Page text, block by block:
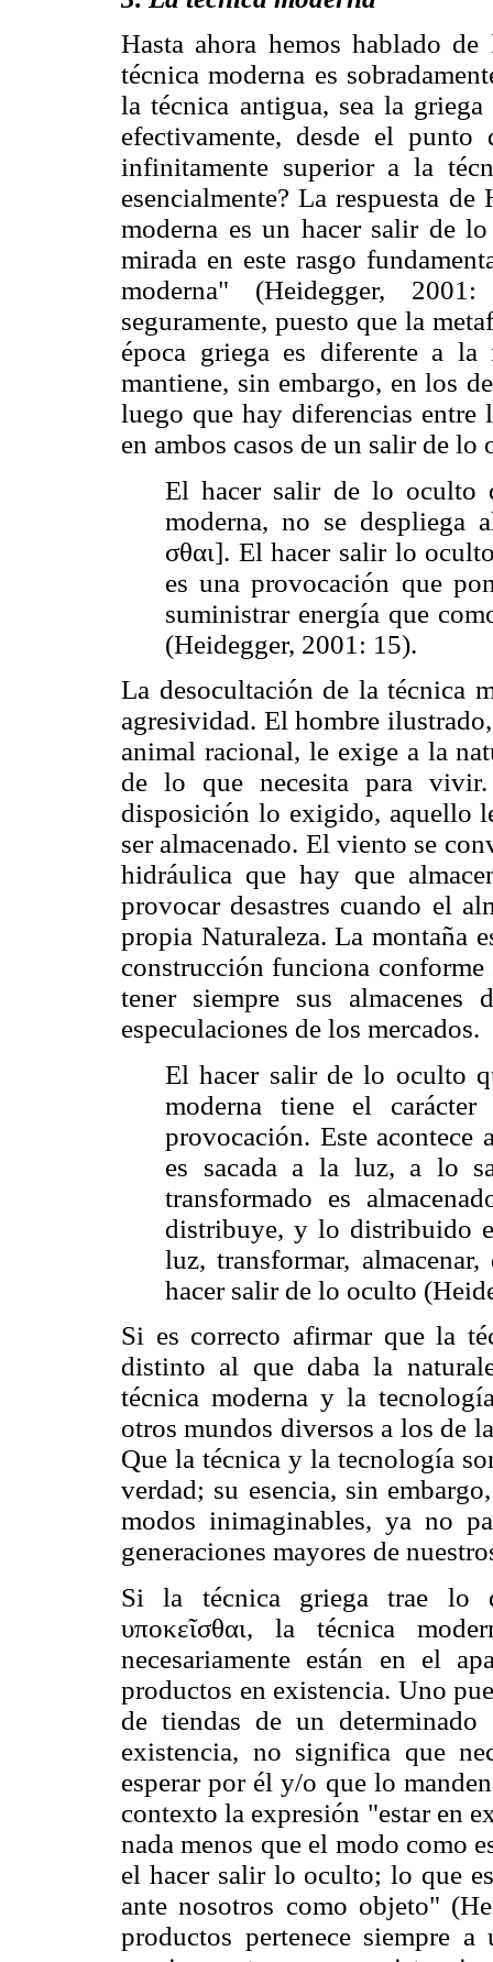
Hasta ahora hemos hablado
técnica moderna es
la técnica antigua, sea la
efectivamente, desde el
infinitamente superior a la
esencialmente? La respuesta
moderna es un hacer salir de
mirada en este rasgo
moderna" (Heidegger,
seguramente, puesto que la
época griega es diferente a la
mantiene, sin embargo, en los
luego que hay diferencias entre
en ambos casos de un salir de lo
El hacer salir de lo oculto
moderna, no se despliega
σθαι]. El hacer salir lo
es una provocación que
suministrar energía que
(Heidegger, 2001: 15).
La desocultación de la técnica
agresividad. El hombre
animal racional, le exige a la
de lo que necesita para
disposición lo exigido, aquello
ser almacenado. El viento se
hidráulica que hay que
provocar desastres cuando el
propia Naturaleza. La montaña
construcción funciona
tener siempre sus
especulaciones de los mercados.
El hacer salir de lo oculto
moderna tiene el
provocación. Este acontece
es sacada a la luz, a lo
transformado es
distribuye, y lo distribuido
luz, transformar,
hacer salir de lo oculto
Si es correcto afirmar que la
distinto al que daba la
técnica moderna y la
otros mundos diversos a los de
Que la técnica y la tecnología
verdad; su esencia, sin
modos inimaginables, ya no
generaciones mayores de
Si la técnica griega trae lo
υποκεῖσθαι, la técnica
necesariamente están en el
productos en existencia. Uno
de tiendas de un
existencia, no significa que
esperar por él y/o que lo
contexto la expresión "estar en
nada menos que el modo como
el hacer salir lo oculto; lo que
ante nosotros como objeto"
productos pertenece siempre